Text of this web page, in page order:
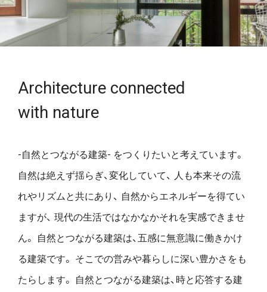
Architecture connected
with nature
-自然とつながる建築- をつくりたいと考えています。
自然は絶えず揺らぎ、変化していて、
人も本来その流
れやリズムと共にあり、 自然からエネルギーを得てい
ますが、 現代の生活ではなかなかそれを実感できませ
ん。
自然とつながる建築は、五感に無意識に働きかけ
る建築です。 そこでの営みや暮らしに深い豊かさをも
たらします。
自然とつながる建築は、時と応答する建